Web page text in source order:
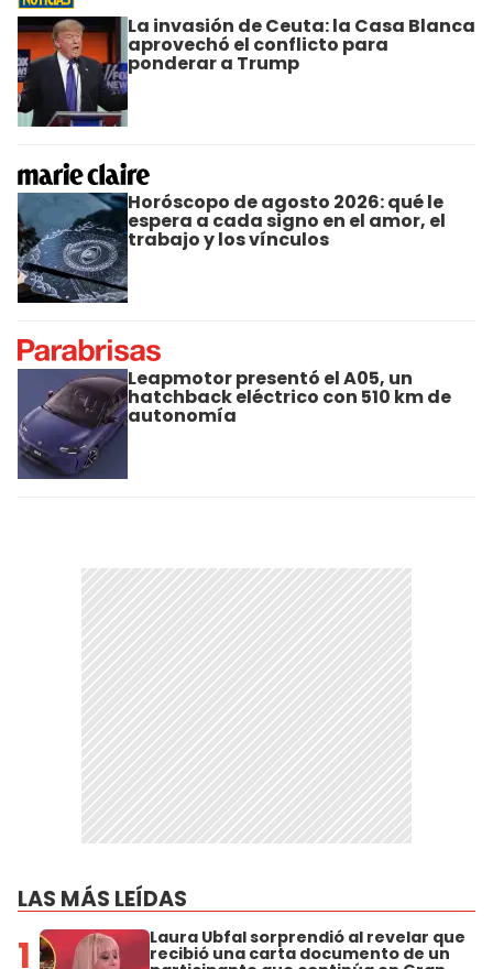
La invasión de Ceuta: la Casa Blanca
aprovechó el conflicto para
ponderar a Trump
Horóscopo de agosto 2026: qué le
espera a cada signo en el amor, el
trabajo y los vínculos
Leapmotor presentó el A05, un
hatchback eléctrico con 510 km de
autonomía
LAS MÁS LEÍDAS
1 Laura Ubfal sorprendió al revelar que
recibió una carta documento de un